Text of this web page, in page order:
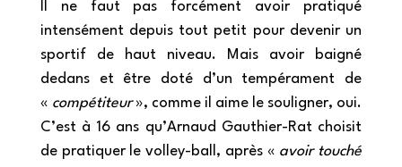
Il ne faut pas forcément avoir pratiqué
intensément depuis tout petit pour devenir un
sportif de haut niveau. Mais avoir baigné
dedans et être doté d’un tempérament de
« compétiteur», comme il aime le souligner, oui.
C’est à 16 ans qu’Arnaud Gauthier-Rat choisit
de pratiquer le volley-ball, après « avoir touché